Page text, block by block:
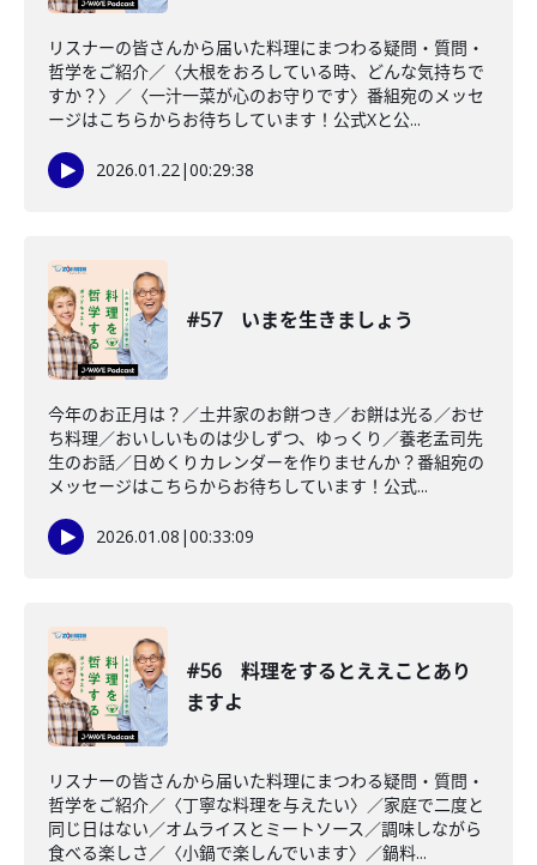
リスナーの皆さんから届いた料理にまつわる疑問・質問・
哲学をご紹介／〈大根をおろしている時、どんな気持ちで
すか？〉／〈一汁一菜が心のお守りです〉番組宛のメッセ
ージはこちらからお待ちしています！公式Xと公...
2026.01.22|00:29:38
#57 いまを生きましょう
今年のお正月は？／土井家のお餅つき／お餅は光る／おせ
ち料理／おいしいものは少しずつ、ゆっくり／養老孟司先
生のお話／日めくりカレンダーを作りませんか？番組宛の
メッセージはこちらからお待ちしています！公式...
2026.01.08 |00:33:09
#56 料理をするとええことあり
ますよ
リスナーの皆さんから届いた料理にまつわる疑問・質問・
哲学をご紹介／〈丁寧な料理を与えたい〉／家庭で二度と
同じ日はない／オムライスとミートソース／調味しながら
食べる楽しさ／〈小鍋で楽しんでいます〉／鍋料...